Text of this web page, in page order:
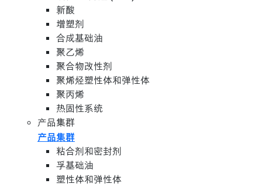
新酸
增塑剂
合成基础油
聚乙烯
聚合物改性剂
聚烯烃塑性体和弹性体
聚丙烯
热固性系统
产品集群
产品集群
粘合剂和密封剂
孚基础油
塑性体和弹性体